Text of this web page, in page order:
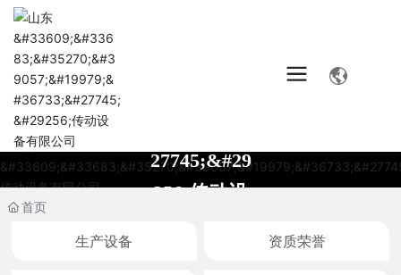
" title="
" la="la"/>
首页
生产设备 资质荣誉